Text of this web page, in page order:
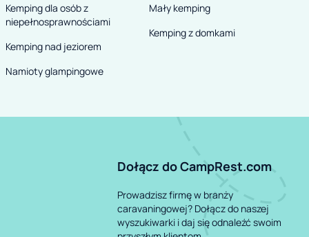
Kemping dla osób z
niepełnosprawnościami
Kemping nad jeziorem
Namioty glampingowe
Mały kemping
Kemping z domkami
Dołącz do CampRest.com
Prowadzisz firmę w branży
caravaningowej? Dołącz do naszej
wyszukiwarki i daj się odnaleźć swoim